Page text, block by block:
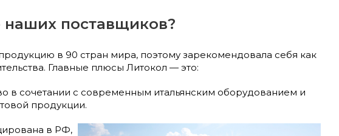
поставщиков?
в 90 стран мира, поэтому зарекомендовала себя как
Главные плюсы Литокол — это:
в сочетании с современным итальянским оборудованием и
продукции.
в РФ,